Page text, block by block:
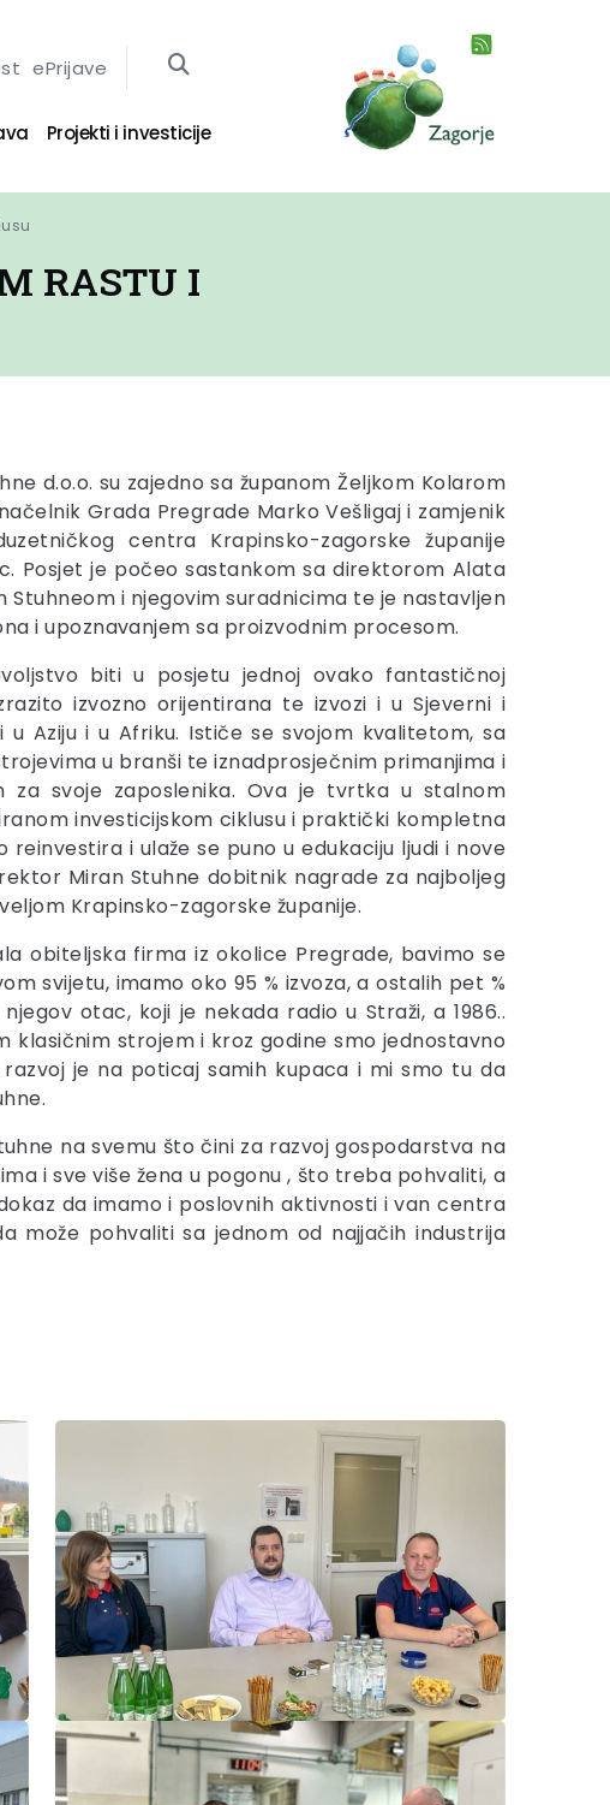
ePrijave
Projekti i investicije
RASTU I
d.o.o. su zajedno sa županom Željkom Kolarom
Grada Pregrade Marko Vešligaj i zamjenik
centra Krapinsko-zagorske županije
Posjet je počeo sastankom sa direktorom Alata
Stuhneom i njegovim suradnicima te je nastavljen
i upoznavanjem sa proizvodnim procesom.
biti u posjetu jednoj ovako fantastičnoj
izvozno orijentirana te izvozi i u Sjeverni i
u Aziju i u Afriku. Ističe se svojom kvalitetom, sa
u branši te iznadprosječnim primanjima i
za svoje zaposlenika. Ova je tvrtka u stalnom
investicijskom ciklusu i praktički kompletna
reinvestira i ulaže se puno u edukaciju ljudi i nove
Miran Stuhne dobitnik nagrade za najboljeg
Krapinsko-zagorske županije.
obiteljska firma iz okolice Pregrade, bavimo se
svijetu, imamo oko 95 % izvoza, a ostalih pet %
otac, koji je nekada radio u Straži, a 1986..
klasičnim strojem i kroz godine smo jednostavno
je na poticaj samih kupaca i mi smo tu da
na svemu što čini za razvoj gospodarstva na
i sve više žena u pogonu , što treba pohvaliti, a
da imamo i poslovnih aktivnosti i van centra
može pohvaliti sa jednom od najjačih industrija